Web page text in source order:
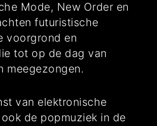
Mode, New Order en
futuristische
voorgrond en
tot op de dag van
meegezongen.
van elektronische
de popmuziek in de